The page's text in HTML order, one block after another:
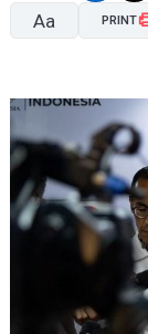
Aa PRINT